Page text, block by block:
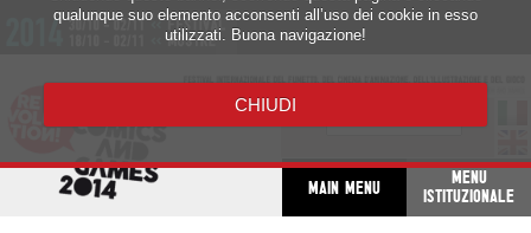
MENU
ISTITUZIONALE
MAIN MENU
qualunque suo elemento acconsenti all’uso dei cookie in esso
utilizzati. Buona navigazione!
CHIUDI